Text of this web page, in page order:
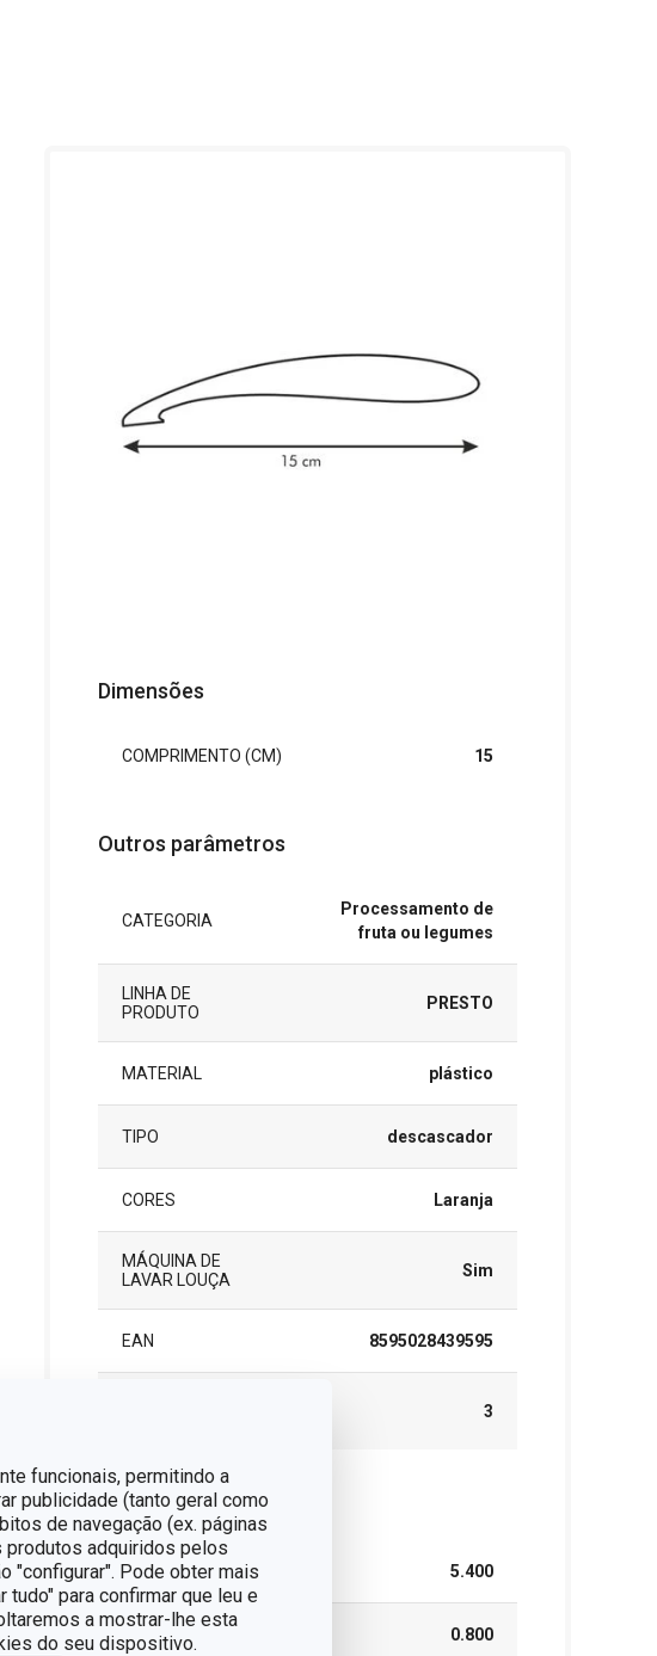
funcionais, permitindo a
publicidade (tanto geral como
de navegação (ex. páginas
produtos adquiridos pelos
"configurar". Pode obter mais
para confirmar que leu e
a mostrar-lhe esta
do seu dispositivo.
Dimensões
COMPRIMENTO (CM) 15
Outros parâmetros
CATEGORIA
Processamento de
fruta ou legumes
LINHA DE
PRODUTO
PRESTO
MATERIAL plástico
TIPO descascador
CORES Laranja
MÁQUINA DE
LAVAR LOUÇA
Sim
EAN 8595028439595
3
Pacote
LARGURA (CM) 5.400
ALTURA (CM) 0.800